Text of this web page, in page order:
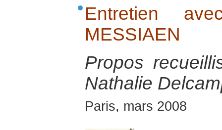
Entretien
MESSIAEN
Propos
Nathalie
Paris, mars 2008